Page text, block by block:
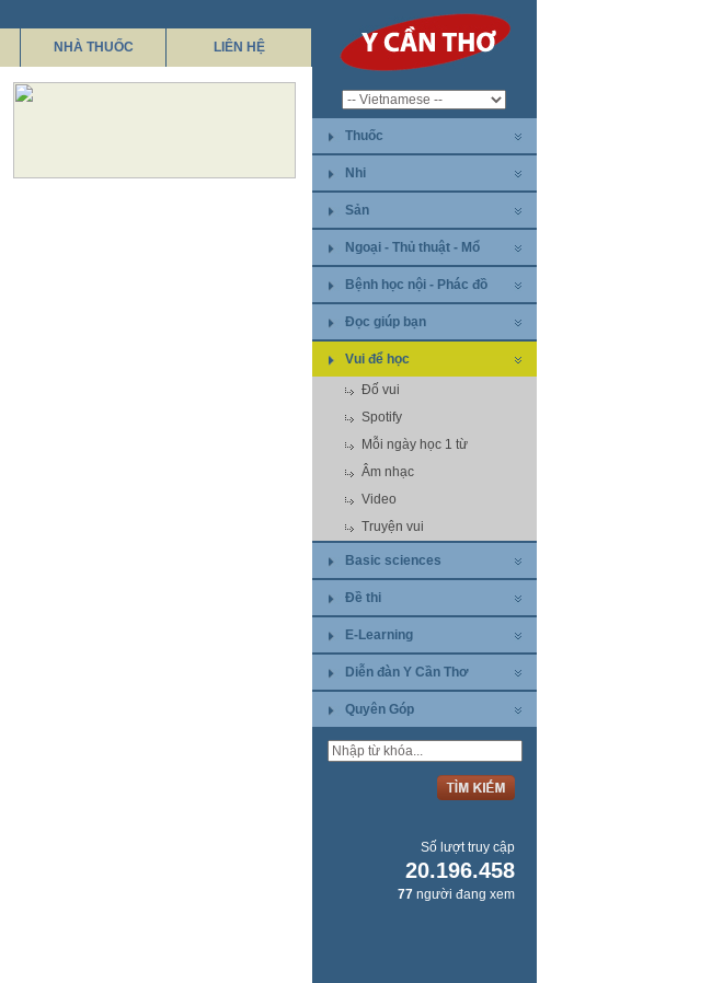
NHÀ THUỐC LIÊN HỆ
Thuốc
Nhi
Sản
Ngoại - Thủ thuật - Mổ
Bệnh học nội - Phác đồ
Đọc giúp bạn
Vui để học
Đố vui
Spotify
Mỗi ngày học 1 từ
Âm nhạc
Video
Truyện vui
Basic sciences
Đề thi
E-Learning
Diễn đàn Y Cần Thơ
Quyên Góp
Số lượt truy cập
20.196.458
77 người đang xem